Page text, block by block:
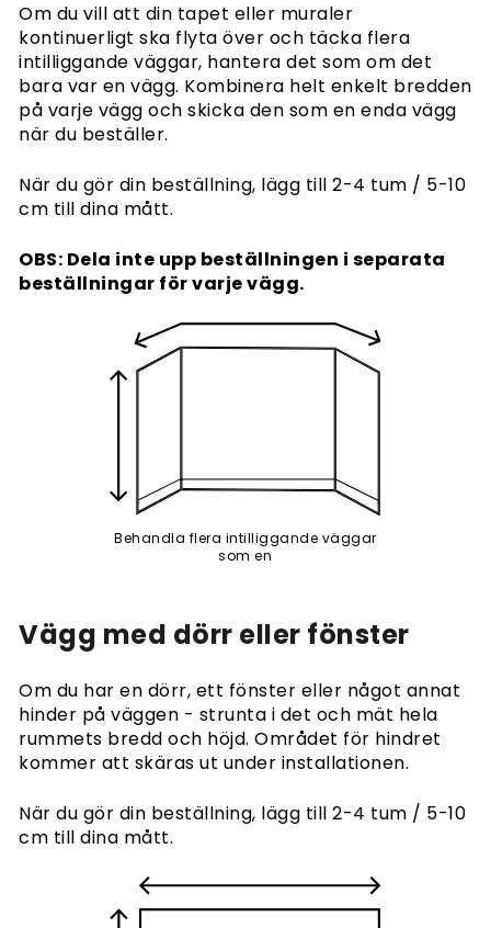
Om du vill att din tapet eller muraler
kontinuerligt ska flyta över och täcka flera
intilliggande väggar, hantera det som om det
bara var en vägg. Kombinera helt enkelt bredden
på varje vägg och skicka den som en enda vägg
när du beställer.
När du gör din beställning, lägg till 2-4 tum / 5-10
cm till dina mått.
OBS: Dela inte upp beställningen i separata
beställningar för varje vägg.
Behandla flera intilliggande väggar
som en
Vägg med dörr eller fönster
Om du har en dörr, ett fönster eller något annat
hinder på väggen - strunta i det och mät hela
rummets bredd och höjd. Området för hindret
kommer att skäras ut under installationen.
När du gör din beställning, lägg till 2-4 tum / 5-10
cm till dina mått.